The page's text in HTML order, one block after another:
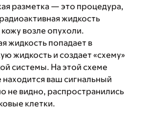
разметка — это процедура,
жидкость
возле опухоли.
жидкость попадает в
жидкость и создает «схему»
системы. На этой схеме
находится ваш сигнальный
не видно, распространились
клетки.